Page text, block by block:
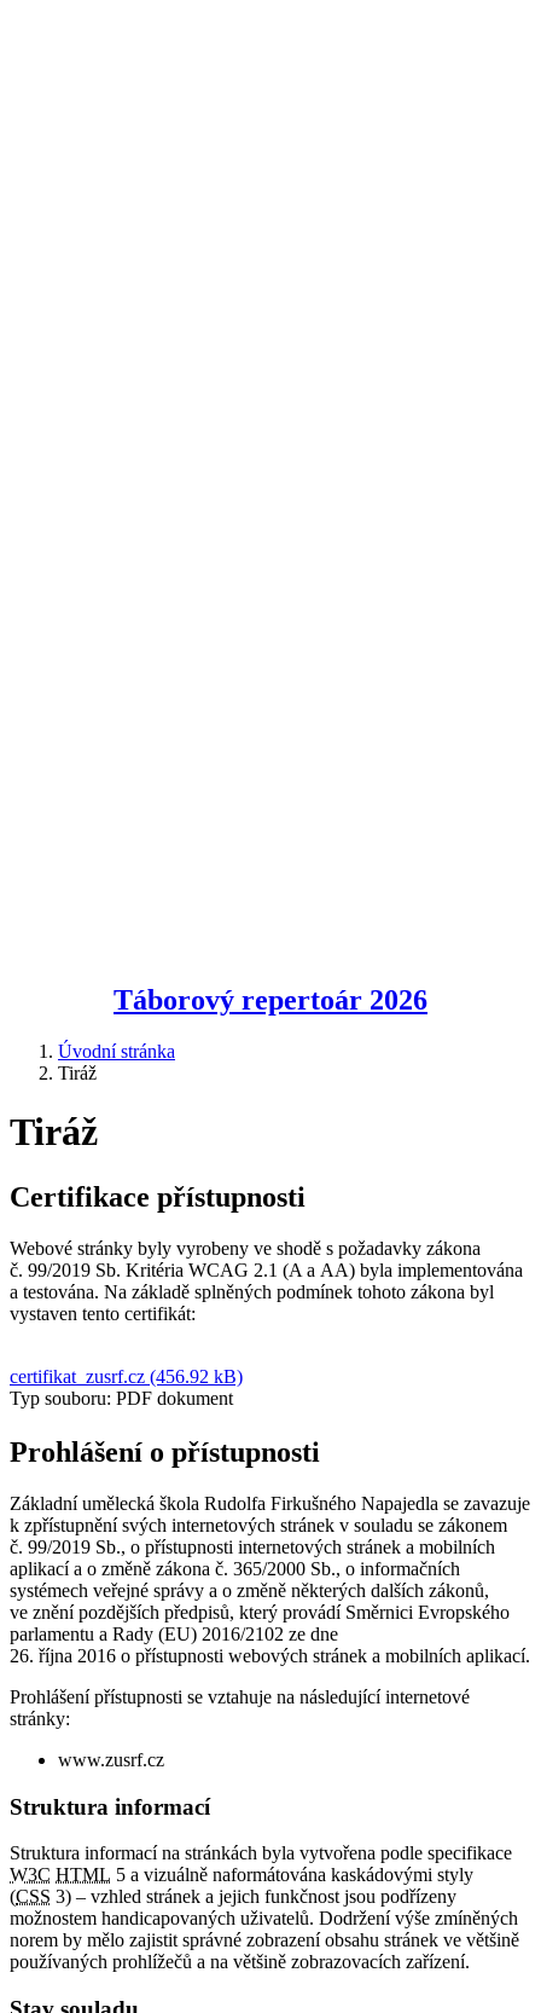
Táborový repertoár 2026
Úvodní stránka
Tiráž
Tiráž
Certifikace přístupnosti
Webové stránky byly vyrobeny ve shodě s požadavky zákona
č. 99/2019 Sb. Kritéria WCAG 2.1 (A a AA) byla implementována
a testována. Na základě splněných podmínek tohoto zákona byl
vystaven tento certifikát:
certifikat_zusrf.cz (456.92 kB)
Typ souboru: PDF dokument
Prohlášení o přístupnosti
Základní umělecká škola Rudolfa Firkušného Napajedla se zavazuje
k zpřístupnění svých internetových stránek v souladu se zákonem
č. 99/2019 Sb., o přístupnosti internetových stránek a mobilních
aplikací a o změně zákona č. 365/2000 Sb., o informačních
systémech veřejné správy a o změně některých dalších zákonů,
ve znění pozdějších předpisů, který provádí Směrnici Evropského
parlamentu a Rady (EU) 2016/2102 ze dne
26. října 2016 o přístupnosti webových stránek a mobilních aplikací.
Prohlášení přístupnosti se vztahuje na následující internetové
stránky:
www.zusrf.cz
Struktura informací
Struktura informací na stránkách byla vytvořena podle specifikace
W3C HTML 5 a vizuálně naformátována kaskádovými styly
(CSS 3) – vzhled stránek a jejich funkčnost jsou podřízeny
možnostem handicapovaných uživatelů. Dodržení výše zmíněných
norem by mělo zajistit správné zobrazení obsahu stránek ve většině
používaných prohlížečů a na většině zobrazovacích zařízení.